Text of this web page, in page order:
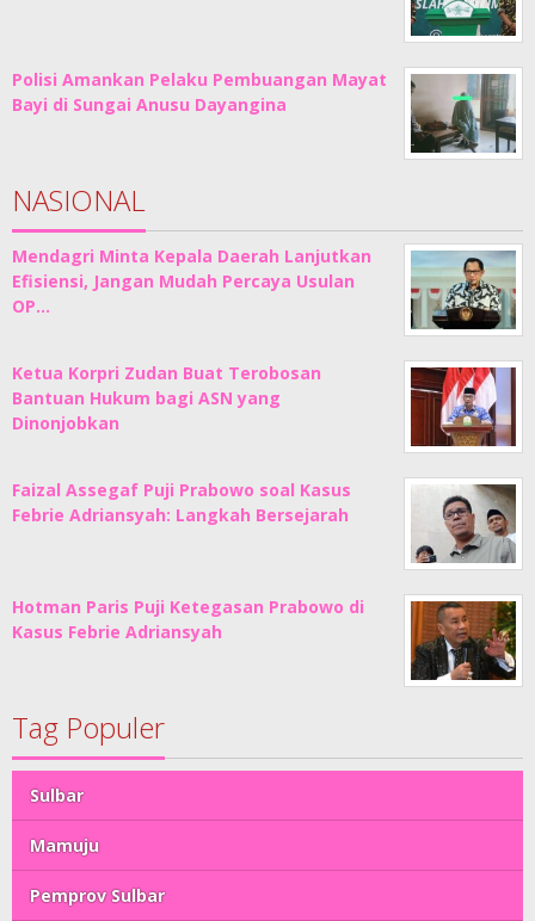
Polisi Amankan Pelaku Pembuangan Mayat
Bayi di Sungai Anusu Dayangina
NASIONAL
Mendagri Minta Kepala Daerah Lanjutkan
Efisiensi, Jangan Mudah Percaya Usulan
OP…
Ketua Korpri Zudan Buat Terobosan
Bantuan Hukum bagi ASN yang
Dinonjobkan
Faizal Assegaf Puji Prabowo soal Kasus
Febrie Adriansyah: Langkah Bersejarah
Hotman Paris Puji Ketegasan Prabowo di
Kasus Febrie Adriansyah
Tag Populer
Sulbar
Mamuju
Pemprov Sulbar